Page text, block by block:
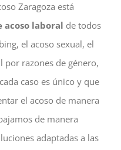
Zaragoza está
acoso laboral de todos
el acoso sexual, el
por razones de género,
caso es único y que
el acoso de manera
de manera
adaptadas a las